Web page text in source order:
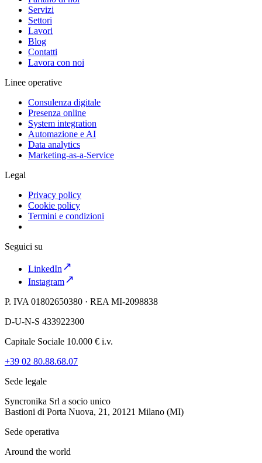
Servizi
Settori
Lavori
Blog
Contatti
Lavora con noi
Linee operative
Consulenza digitale
Presenza online
System integration
Automazione e AI
Data analytics
Marketing-as-a-Service
Legal
Privacy policy
Cookie policy
Termini e condizioni
Seguici su
LinkedIn
Instagram
P. IVA 01802650380 · REA MI-2098838
D-U-N-S 433922300
Capitale Sociale 10.000 € i.v.
+39 02 80.88.68.07
Sede legale
Syncronika Srl a socio unico
Bastioni di Porta Nuova, 21, 20121 Milano (MI)
Sede operativa
Around the world